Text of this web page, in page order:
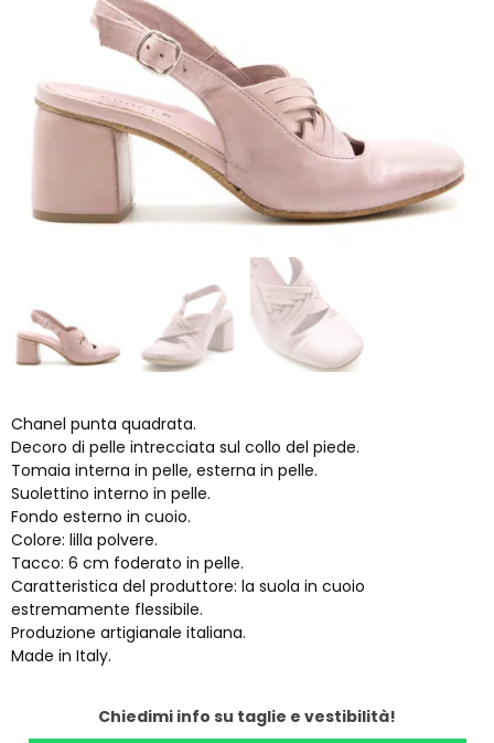
Chanel punta quadrata.
Decoro di pelle intrecciata sul collo del piede.
Tomaia interna in pelle, esterna in pelle.
Suolettino interno in pelle.
Fondo esterno in cuoio.
Colore: lilla polvere.
Tacco: 6 cm foderato in pelle.
Caratteristica del produttore: la suola in cuoio
estremamente flessibile.
Produzione artigianale italiana.
Made in Italy.
Chiedimi info su taglie e vestibilità!